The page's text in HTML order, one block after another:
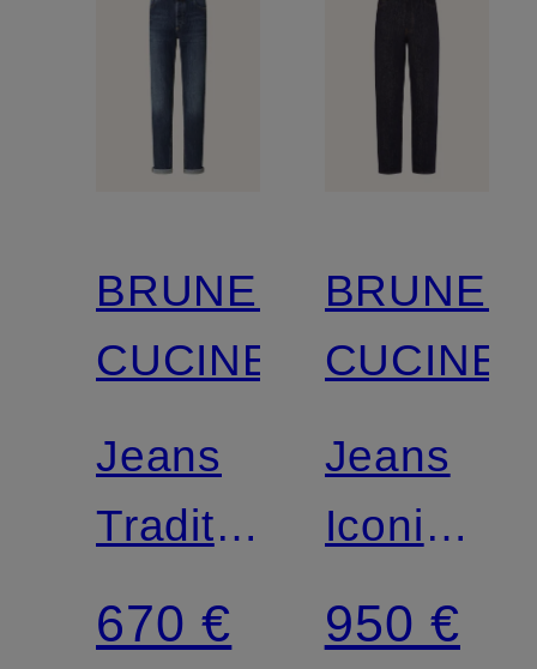
BRUNELLO
CUCINELLI
Jeans
Traditional
Fit
670 €
Jeans
Iconic
Fit
950 €